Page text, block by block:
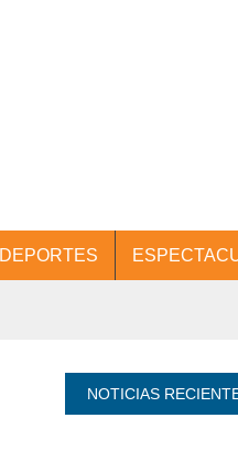
DEPORTES
NOTICIAS